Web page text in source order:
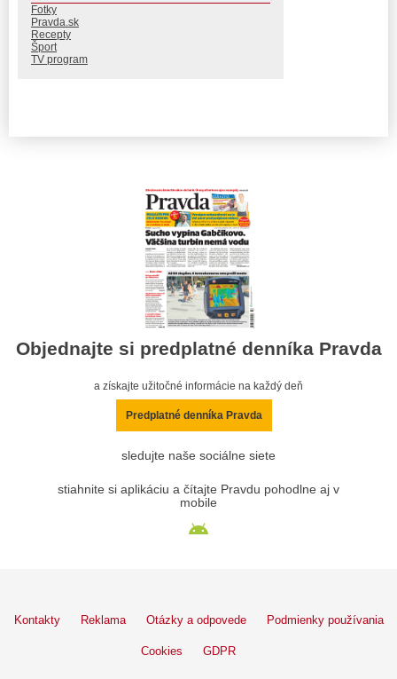
Fotky
Pravda.sk
Recepty
Šport
TV program
Objednajte si predplatné denníka Pravda
a získajte užitočné informácie na každý deň
Predplatné denníka Pravda
sledujte naše sociálne siete
stiahnite si aplikáciu a čítajte Pravdu pohodlne aj v
mobile
Kontakty Reklama Otázky a odpovede Podmienky používania
Cookies GDPR